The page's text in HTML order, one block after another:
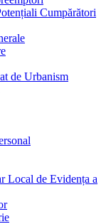
Cumpărători
de Urbanism
Local de Evidența a